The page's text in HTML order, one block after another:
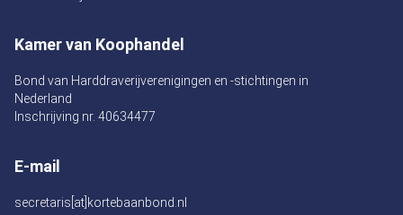
Kamer van Koophandel
Bond van Harddraverijverenigingen en -stichtingen in
Nederland
Inschrijving nr. 40634477
E-mail
secretaris[at]kortebaanbond.nl